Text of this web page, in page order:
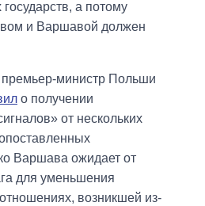
а потому
и Варшавой должен
министр Польши
о получении
от нескольких
Варшава ожидает от
для уменьшения
возникшей из-